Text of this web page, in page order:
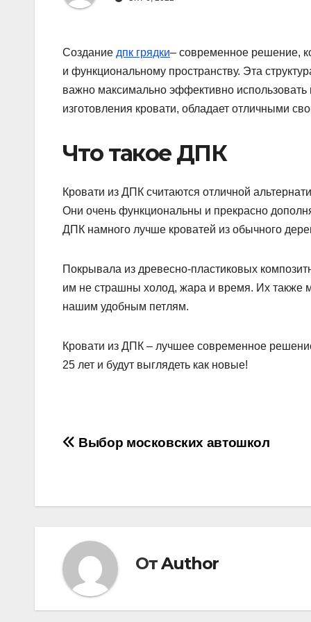
Создание дпк грядки– современное решение,
и функциональному пространству. Эта
важно максимально эффективно
изготовления кровати, обладает отличными
Что такое ДПК
Кровати из ДПК считаются отличной
Они очень функциональны и прекрасно
ДПК намного лучше кроватей из обычного
Покрывала из древесно-пластиковых
им не страшны холод, жара и время. Их также
нашим удобным петлям.
Кровати из ДПК – лучшее современное
25 лет и будут выглядеть как новые!
Навигация
записям
Выбор московских автошкол
ОтAuthor